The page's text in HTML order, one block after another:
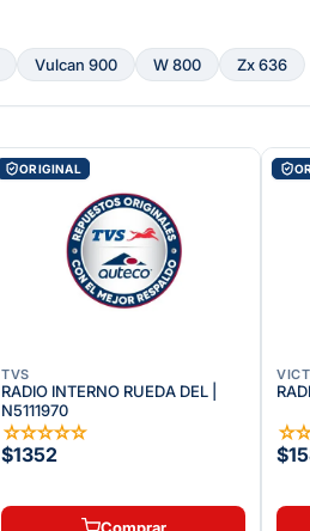
Vulcan 900 W 800 Zx 636
ORIGINAL
TVS
RADIO INTERNO RUEDA DEL |
N5111970
☆☆☆☆☆
$1352
Comprar
☆